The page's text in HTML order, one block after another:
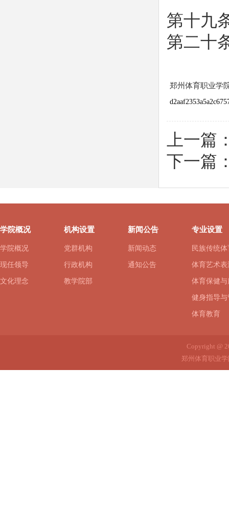
第十九
第二十
郑州体育职业学
上一篇
下一篇
学院概况
学院概况
现任领导
文化理念
机构设置
党群机构
行政机构
教学院部
新闻公告
新闻动态
通知公告
专业设置
民族传统体
体育艺术表
体育保健与
健身指导与
体育教育
Copyright @
郑州体育职业